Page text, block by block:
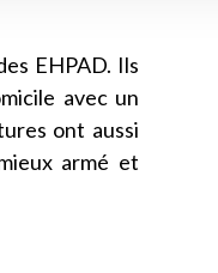
EHPAD. Ils
avec un
ont aussi
armé et